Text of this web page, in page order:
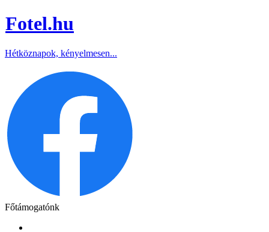
Fotel.hu
Hétköznapok, kényelmesen...
Főtámogatónk